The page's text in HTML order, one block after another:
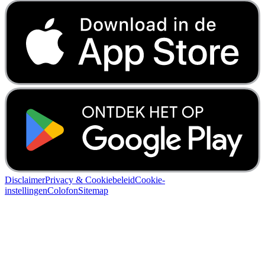
DisclaimerPrivacy & CookiebeleidCookie-
instellingenColofonSitemap